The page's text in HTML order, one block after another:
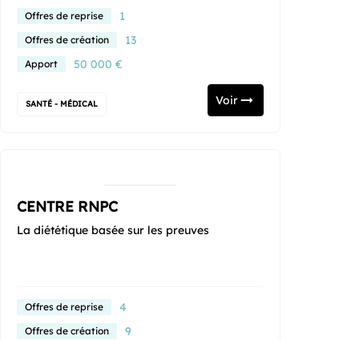
Offres de reprise 1
Offres de création 13
Apport 50 000 €
SANTÉ - MÉDICAL Voir
CENTRE RNPC
La diététique basée sur les preuves
Offres de reprise 4
Offres de création 9